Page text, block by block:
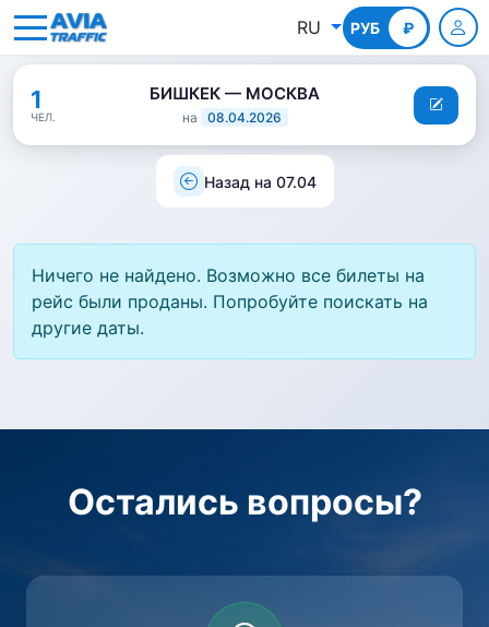
RU РУБ ₽
КГС
1
ЧЕЛ.
БИШКЕК — МОСКВА
на 08.04.2026
Назад на 07.04
Ничего не найдено. Возможно все билеты на
рейс были проданы. Попробуйте поискать на
другие даты.
Остались вопросы?